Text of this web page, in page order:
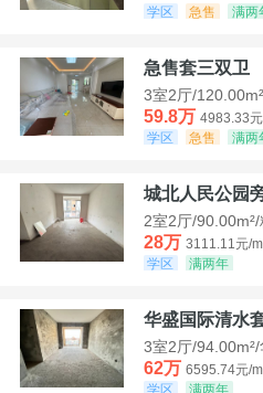
学区
急售 满两
急售套三双卫
3室2厅/
59.8万 4983.33元
学区
急售 满两
城北人民公园
2室2厅/
28万 3111.11元/
学区
满两年
华盛国际清水
3室2厅/
62万 6595.74元/
学区
满两年